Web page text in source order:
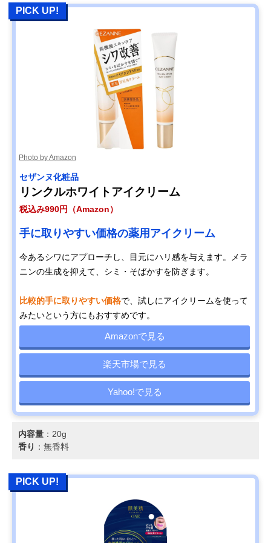
PICK UP!
Photo by Amazon
セザンヌ化粧品
リンクルホワイトアイクリーム
税込み990円（Amazon）
手に取りやすい価格の薬用アイクリーム
今あるシワにアプローチし、目元にハリ感を与えます。メラ
ニンの生成を抑えて、シミ・そばかすを防ぎます。
比較的手に取りやすい価格で、試しにアイクリームを使って
みたいという方にもおすすめです。
Amazonで見る
楽天市場で見る
Yahoo!で見る
内容量 ：20g
香り ：無香料
PICK UP!